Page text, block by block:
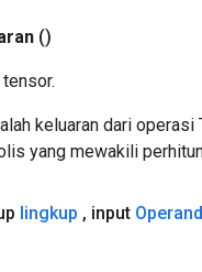
()
keluaran dari
yang mewakili
lingkup , input Operand